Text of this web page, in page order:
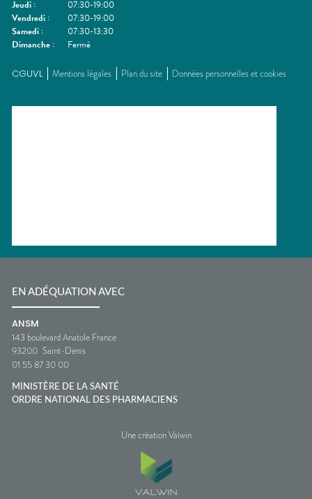
Jeudi :
07:30-19:00
Vendredi :
07:30-19:00
Samedi :
07:30-13:30
Dimanche : Fermé
CGUVL Mentions légales Plan du site Données personnelles et cookies
EN ADÉQUATION AVEC
ANSM
143 boulevard Anatole France
93200 Saint-Denis
01 55 87 30 00
MINISTÈRE DE LA SANTÉ
ORDRE NATIONAL DES PHARMACIENS
Une création Valwin